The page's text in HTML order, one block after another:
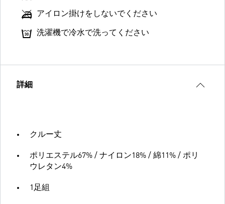
アイロン掛けをしないでください
洗濯機で冷水で洗ってください
詳細
クルー丈
ポリエステル67% / ナイロン18% / 綿11% / ポリ
ウレタン4%
1足組